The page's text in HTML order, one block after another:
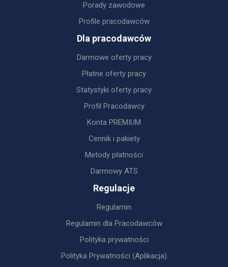
Porady zawodowe
Profile pracodawców
Dla pracodawców
Darmowe oferty pracy
Płatne oferty pracy
Statystyki oferty pracy
Profil Pracodawcy
Konta PREMIUM
Cennik i pakiety
Metody płatności
Darmowy ATS
Regulacje
Regulamin
Regulamin dla Pracodawców
Polityka prywatności
Polityka Prywatności (Aplikacja)